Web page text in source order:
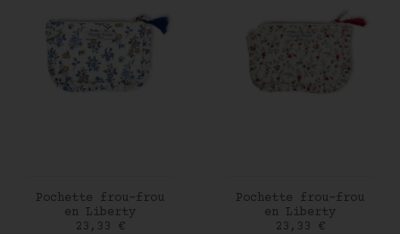
AJOUTER AU PANIER
Pochette frou-frou
en Liberty
Prix
23,33 €
AJOUTER AU PANIER
Pochette frou-frou
en Liberty
Prix
23,33 €